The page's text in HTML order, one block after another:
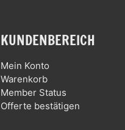
KUNDENBEREICH
Mein Konto
Warenkorb
Member Status
Offerte bestätigen